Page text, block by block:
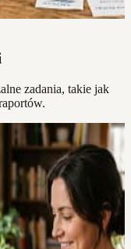
zadania, takie jak